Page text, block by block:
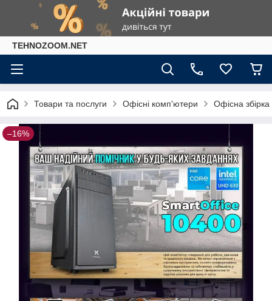
TEHNOZOOM.NET
Товари та послуги Офісні комп'ютери Офісна
–16%